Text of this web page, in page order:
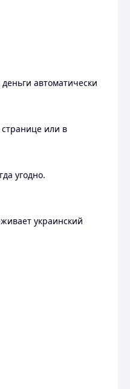
автоматически
или в
угодно.
украинский